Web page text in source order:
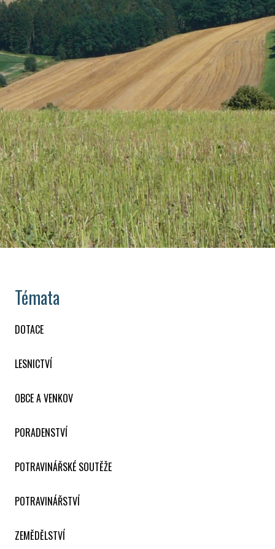
Témata
DOTACE
LESNICTVÍ
OBCE A VENKOV
PORADENSTVÍ
POTRAVINÁŘSKÉ SOUTĚŽE
POTRAVINÁŘSTVÍ
ZEMĚDĚLSTVÍ